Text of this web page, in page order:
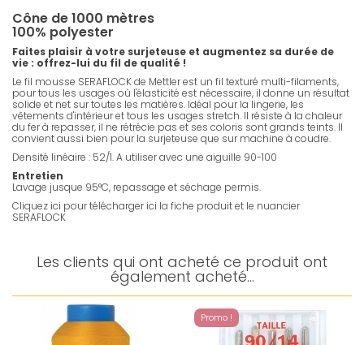
Cône de 1000 mètres
100% polyester
Faites plaisir à votre surjeteuse et augmentez sa durée de
vie : offrez-lui du fil de qualité !
Le fil mousse SERAFLOCK de Mettler est un fil texturé multi-filaments,
pour tous les usages où l'élasticité est nécessaire, il donne un résultat
solide et net sur toutes les matières. Idéal pour la lingerie, les
vêtements d'intérieur et tous les usages stretch. Il résiste à la chaleur
du fer à repasser, il ne rétrécie pas et ses coloris sont grands teints. Il
convient aussi bien pour la surjeteuse que sur machine à coudre.
Densité linéaire : 52/1. A utiliser avec une aiguille 90-100
Entretien
Lavage jusque 95°C, repassage et séchage permis.
Cliquez ici pour télécharger ici la fiche produit et le nuancier
SERAFLOCK
Les clients qui ont acheté ce produit ont
également acheté...
Promo !